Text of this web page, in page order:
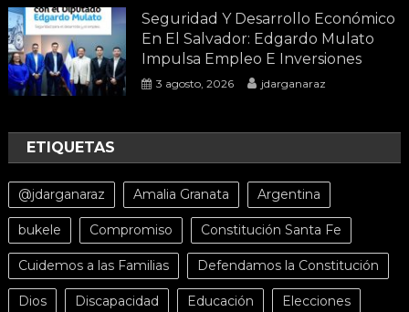
Seguridad Y Desarrollo Económico
En El Salvador: Edgardo Mulato
Impulsa Empleo E Inversiones
3 agosto, 2026 jdarganaraz
ETIQUETAS
@jdarganaraz Amalia Granata Argentina
bukele Compromiso Constitución Santa Fe
Cuidemos a las Familias Defendamos la Constitución
Dios Discapacidad Educación Elecciones